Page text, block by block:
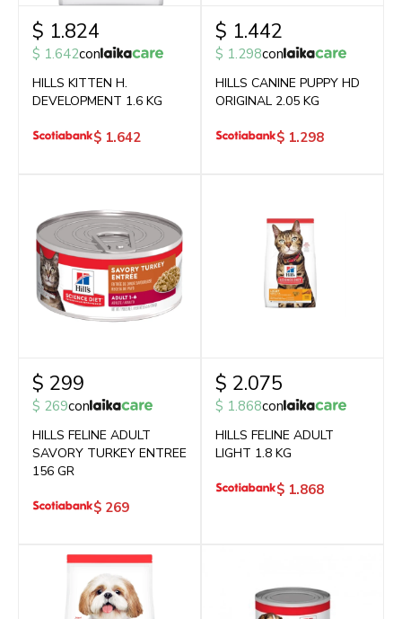
$ 1.824
$ 1.642con
HILLS KITTEN H.
DEVELOPMENT 1.6 KG
$ 1.642
$ 1.442
$ 1.298con
HILLS CANINE PUPPY HD
ORIGINAL 2.05 KG
$ 1.298
$ 299
$ 269con
HILLS FELINE ADULT
SAVORY TURKEY ENTREE
156 GR
$ 269
$ 2.075
$ 1.868con
HILLS FELINE ADULT
LIGHT 1.8 KG
$ 1.868